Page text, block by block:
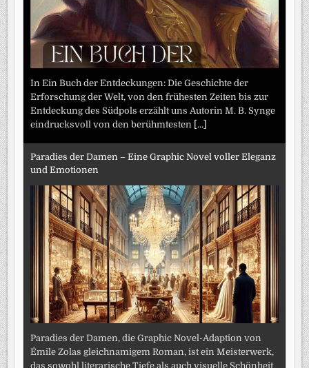
In Ein Buch der Entdeckungen: Die Geschichte der
Erforschung der Welt, von den frühesten Zeiten bis zur
Entdeckung des Südpols erzählt uns Autorin M. B. Synge
eindrucksvoll von den berühmtesten [...]
Paradies der Damen – Eine Graphic Novel voller Eleganz
und Emotionen
Paradies der Damen, die Graphic Novel-Adaption von
Émile Zolas gleichnamigem Roman, ist ein Meisterwerk,
das sowohl literarische Tiefe als auch visuelle Schönheit